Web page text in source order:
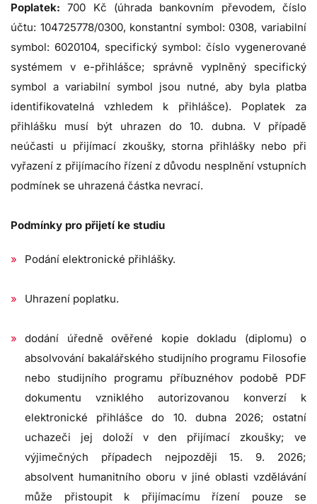
Poplatek: 700 Kč (úhrada bankovním převodem, číslo
účtu: 104725778/0300, konstantní symbol: 0308, variabilní
symbol: 6020104, specifický symbol: číslo vygenerované
systémem v e-přihlášce; správně vyplněný specifický
symbol a variabilní symbol jsou nutné, aby byla platba
identifikovatelná vzhledem k přihlášce). Poplatek za
přihlášku musí být uhrazen do 10. dubna. V případě
neúčasti u přijímací zkoušky, storna přihlášky nebo při
vyřazení z přijímacího řízení z důvodu nesplnění vstupních
podmínek se uhrazená částka nevrací.
Podmínky pro přijetí ke studiu
Podání elektronické přihlášky.
Uhrazení poplatku.
dodání úředně ověřené kopie dokladu (diplomu) o
absolvování bakalářského studijního programu Filosofie
nebo studijního programu příbuznéhov podobě PDF
dokumentu vzniklého autorizovanou konverzí k
elektronické přihlášce do 10. dubna 2026; ostatní
uchazeči jej doloží v den přijímací zkoušky; ve
výjimečných případech nejpozději 15. 9. 2026;
absolvent humanitního oboru v jiné oblasti vzdělávání
může přistoupit k přijímacímu řízení pouze se